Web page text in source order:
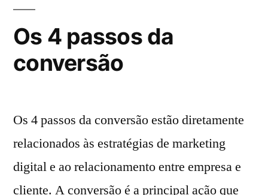
Os 4 passos da
conversão
Os 4 passos da conversão estão diretamente
relacionados às estratégias de marketing
digital e ao relacionamento entre empresa e
cliente. A conversão é a principal ação que